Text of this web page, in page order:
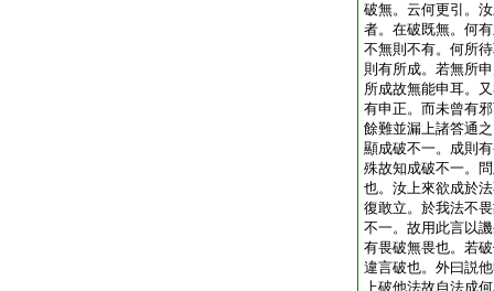
破無。云何更引。
者。在破既無。何
不無則不有。何所
則有所成。若無所
所成故無能申耳。
有申正。而未曾有
餘難並漏上諸答通
顯成破不一。成則
殊故知成破不一。
也。汝上來欲成於
復敢立。於我法不
不一。故用此言以
有畏破無畏也。若
違言破也。外曰説
上破他法故自法成